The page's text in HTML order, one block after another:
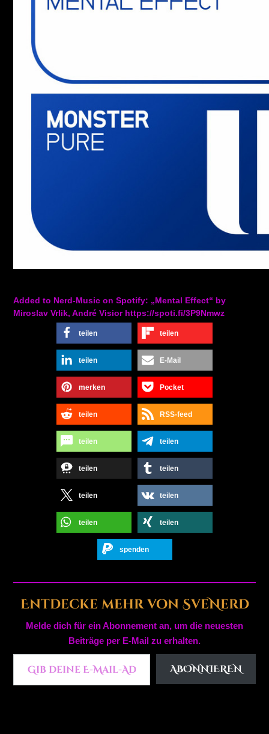
Added to Nerd-Music on Spotify: „Mental Effect“ by
Miroslav Vrlik, André Visior https://spoti.fi/3P9Nmwz
teilen teilen
teilen E-Mail
merken Pocket
teilen RSS-feed
teilen teilen
teilen teilen
teilen teilen
teilen teilen
spenden
Entdecke mehr von SveNerd
Melde dich für ein Abonnement an, um die neuesten
Beiträge per E-Mail zu erhalten.
Gib deine E-Mail-Adresse ein ...
ABONNIEREN